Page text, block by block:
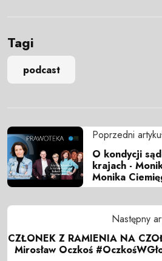
Tagi
podcast
Poprzedni
O kondycji
krajach -
Monika
Następny
CZŁONEK Z RAMIENIA NA
Mirosław Oczkoś